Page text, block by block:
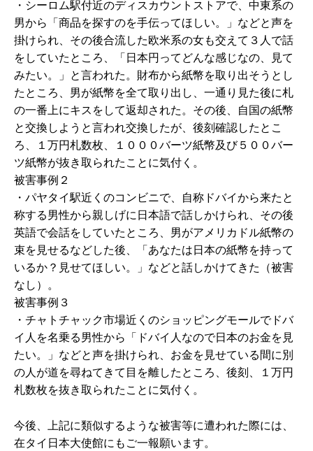
・シーロム駅付近のディスカウントストアで、中東系の
男から「商品を探すのを手伝ってほしい。」などと声を
掛けられ、その後合流した欧米系の女も交えて３人で話
をしていたところ、「日本円ってどんな感じなの、見て
みたい。」と言われた。財布から紙幣を取り出そうとし
たところ、男が紙幣を全て取り出し、一通り見た後に札
の一番上にキスをして返却された。その後、自国の紙幣
と交換しようと言われ交換したが、後刻確認したとこ
ろ、１万円札数枚、１０００バーツ紙幣及び５００バー
ツ紙幣が抜き取られたことに気付く。
被害事例２
・パヤタイ駅近くのコンビニで、自称ドバイから来たと
称する男性から親しげに日本語で話しかけられ、その後
英語で会話をしていたところ、男がアメリカドル紙幣の
束を見せるなどした後、「あなたは日本の紙幣を持って
いるか？見せてほしい。」などと話しかけてきた（被害
なし）。
被害事例３
・チャトチャック市場近くのショッピングモールでドバ
イ人を名乗る男性から「ドバイ人なので日本のお金を見
たい。」などと声を掛けられ、お金を見せている間に別
の人が道を尋ねてきて目を離したところ、後刻、１万円
札数枚を抜き取られたことに気付く。
今後、上記に類似するような被害等に遭われた際には、
在タイ日本大使館にもご一報願います。